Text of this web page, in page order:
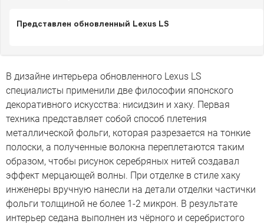
Представлен обновленный Lexus LS
В дизайне интерьера обновленного Lexus LS
специалисты применили две философии японского
декоративного искусства: ниcидзин и хаку. Первая
техника представляет собой способ плетения
металлической фольги, которая разрезается на тонкие
полоски, а полученные волокна переплетаются таким
образом, чтобы рисунок серебряных нитей создавал
эффект мерцающей волны. При отделке в стиле хаку
инженеры вручную нанесли на детали отделки частички
фольги толщиной не более 1-2 микрон. В результате
интерьер седана выполнен из чёрного и серебристого